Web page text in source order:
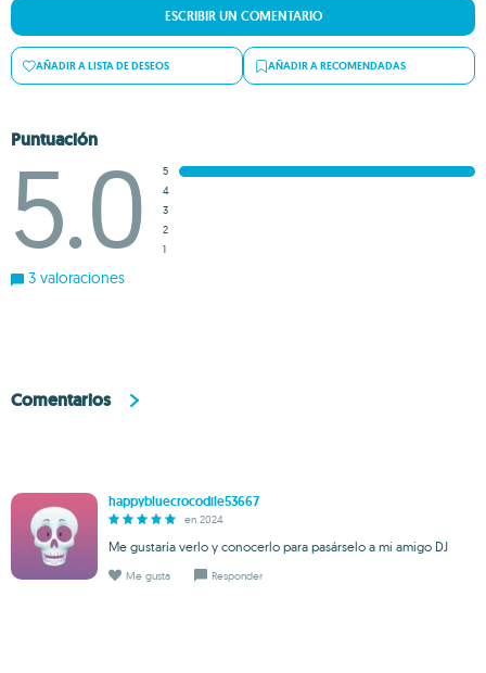
ESCRIBIR UN COMENTARIO
AÑADIR A LISTA DE DESEOS AÑADIR A RECOMENDADAS
Puntuación
5.0
5
4
3
2
1
3 valoraciones
Comentarios
happybluecrocodile53667
en 2024
Me gustaría verlo y conocerlo para pasárselo a mi amigo DJ
Me gusta Responder